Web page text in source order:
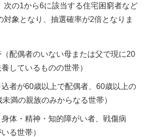
次の1から6に該当する住宅困窮者など
対象となり、抽選確率が2倍となりま
配偶者のいない母または父で現に20
しているものの世帯）
者が60歳以上で配偶者、60歳以上の
満の親族のみからなる世帯）
体・精神・知的障がい者、戦傷病
る世帯）